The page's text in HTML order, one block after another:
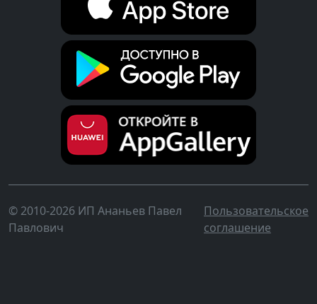
© 2010-2026 ИП Ананьев Павел
Павлович
Пользовательское
соглашение